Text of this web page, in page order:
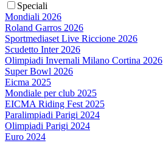
Speciali
Mondiali 2026
Roland Garros 2026
Sportmediaset Live Riccione 2026
Scudetto Inter 2026
Olimpiadi Invernali Milano Cortina 2026
Super Bowl 2026
Eicma 2025
Mondiale per club 2025
EICMA Riding Fest 2025
Paralimpiadi Parigi 2024
Olimpiadi Parigi 2024
Euro 2024